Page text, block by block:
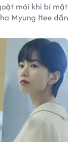
mới khi bí mật
Myung Hee dần